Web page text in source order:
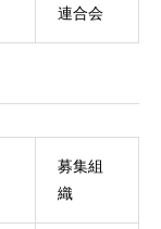
連合会
募集組
織